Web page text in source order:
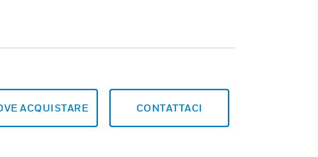
ACQUISTARE CONTATTACI